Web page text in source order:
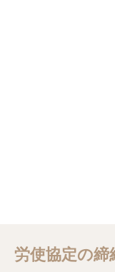
労使協定の締